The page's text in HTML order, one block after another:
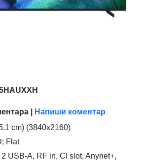
Напиши коментар
cm) (3840x2160)
Flat
USB-A, RF in, CI slot, Anynet+,